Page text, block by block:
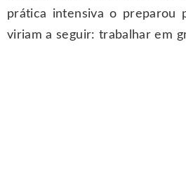
prática intensiva o preparou
viriam a seguir: trabalhar em